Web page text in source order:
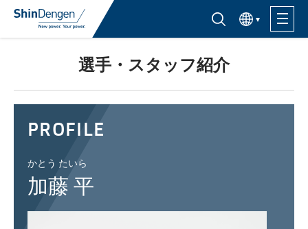
半導体製品検索はこちら
한국어
製品ラインナップ
活用分野
購入窓口
選手・スタッフ紹介
PROFILE
かとう たいら
加藤 平